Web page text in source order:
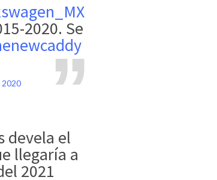
2020. Se
2020
devela el
llegaría a
2021